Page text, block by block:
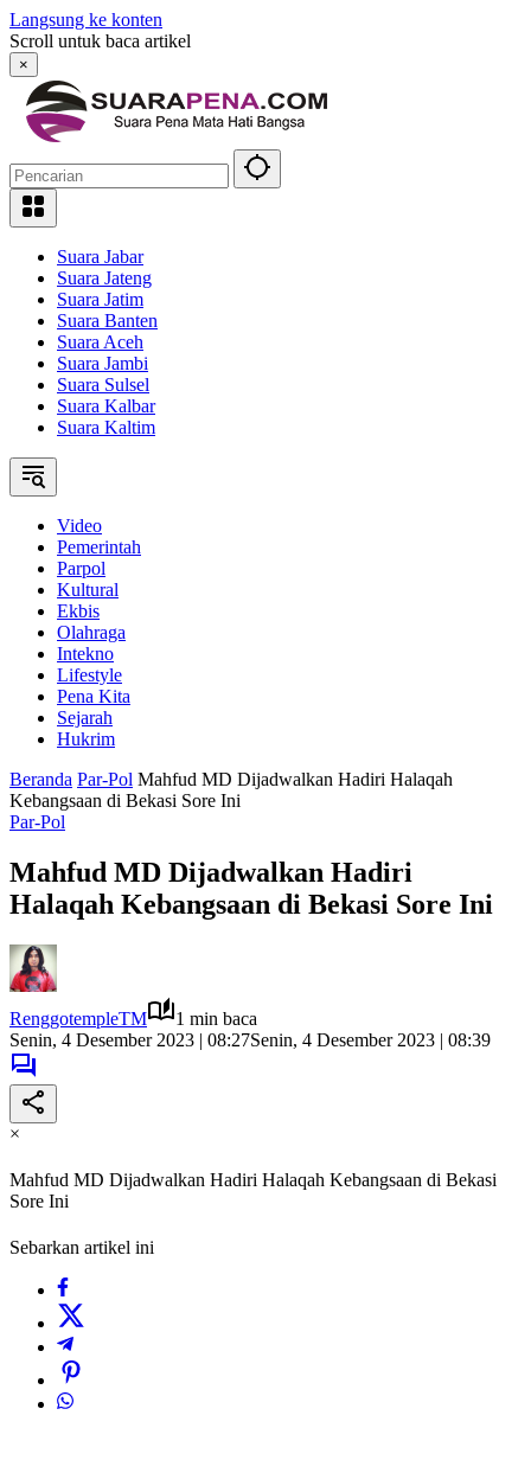
Langsung ke konten
Scroll untuk baca artikel
×
Suara Jabar
Suara Jateng
Suara Jatim
Suara Banten
Suara Aceh
Suara Jambi
Suara Sulsel
Suara Kalbar
Suara Kaltim
Video
Pemerintah
Parpol
Kultural
Ekbis
Olahraga
Intekno
Lifestyle
Pena Kita
Sejarah
Hukrim
Beranda Par-Pol Mahfud MD Dijadwalkan Hadiri Halaqah
Kebangsaan di Bekasi Sore Ini
Par-Pol
Mahfud MD Dijadwalkan Hadiri
Halaqah Kebangsaan di Bekasi Sore Ini
RenggotempleTM
1 min baca
Senin, 4 Desember 2023 | 08:27Senin, 4 Desember 2023 | 08:39
×
Mahfud MD Dijadwalkan Hadiri Halaqah Kebangsaan di Bekasi
Sore Ini
Sebarkan artikel ini